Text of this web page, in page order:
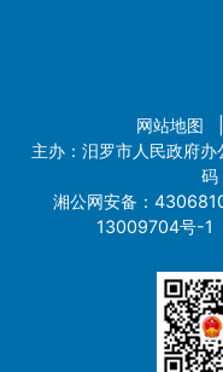
网站地图
主办：汨罗市人民政府
码
湘公网安备：
13009704号-1